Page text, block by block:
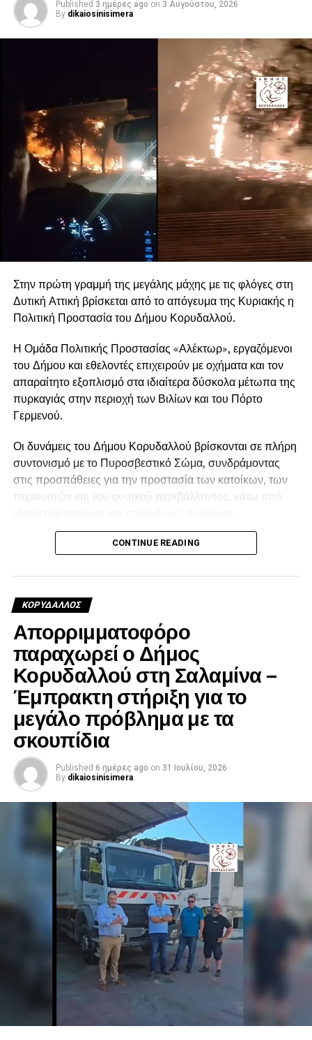
Published 3 ημέρες ago on 3 Αυγούστου, 2026
By dikaiosinisimera
Στην πρώτη γραμμή της μεγάλης μάχης με τις φλόγες στη
Δυτική Αττική βρίσκεται από το απόγευμα της Κυριακής η
Πολιτική Προστασία του Δήμου Κορυδαλλού.
Η Ομάδα Πολιτικής Προστασίας «Αλέκτωρ», εργαζόμενοι
του Δήμου και εθελοντές επιχειρούν με οχήματα και τον
απαραίτητο εξοπλισμό στα ιδιαίτερα δύσκολα μέτωπα της
πυρκαγιάς στην περιοχή των Βιλίων και του Πόρτο
Γερμενού.
Οι δυνάμεις του Δήμου Κορυδαλλού βρίσκονται σε πλήρη
συντονισμό με το Πυροσβεστικό Σώμα, συνδράμοντας
στις προσπάθειες για την προστασία των κατοίκων, των
περιουσιών και του φυσικού περιβάλλοντος, κάτω από
Η παρουσία των μελών της ομάδας και των εθελοντών
στο πεδίο είναι συνεχής, με αυταπάρνηση, ετοιμότητα και
υψηλό αίσθημα ευθύνης.
Ο Δήμος Κορυδαλλού ευχαριστεί θερμά όλους όσοι
συμμετέχουν στην επιχείρηση και παραμένουν στην
πρώτη γραμμή, προσφέροντας πολύτιμη βοήθεια εκεί
όπου υπάρχει ανάγκη.
Η μάχη συνεχίζεται, με τις δυνάμεις της Πολιτικής
Προστασίας να παραμένουν σε διαρκή επιφυλακή.
CONTINUE READING
ΚΟΡΥΔΑΛΛΟΣ
Απορριμματοφόρο
παραχωρεί ο Δήμος
Κορυδαλλού στη Σαλαμίνα –
Έμπρακτη στήριξη για το
μεγάλο πρόβλημα με τα
σκουπίδια
Published 6 ημέρες ago on 31 Ιουλίου, 2026
By dikaiosinisimera